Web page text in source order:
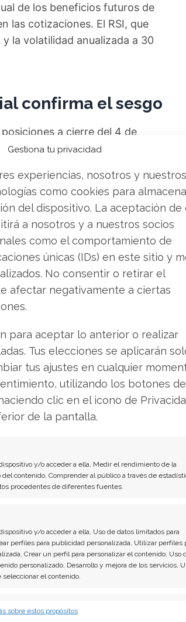
Gestiona tu privacidad
experiencias, nosotros y nuestros
como cookies para
del dispositivo. La aceptación de
a nosotros y a nuestros socios
como el comportamiento de
únicas (IDs) en este sitio y
No consentir o retirar el
afectar negativamente a ciertas
para aceptar lo anterior o realizar
Tus elecciones se aplicarán
tus ajustes en cualquier
utilizando los botones
clic en el icono de
de la pantalla.
y/o acceder a ella, Medir el rendimiento de la
contenido, Comprender al público a través de
procedentes de diferentes fuentes.
y/o acceder a ella, Uso de datos limitados para
perfiles para publicidad personalizada, Utilizar perfiles
Crear un perfil para personalizar el contenido, Uso
personalizado, Desarrollo y mejora de los servicios,
el contenido.
sobre estos propósitos
de los beneficios futuros de
las cotizaciones. El RSI, que
la volatilidad anualizada a 30
confirma el sesgo
a cierre del 4 de
La exposición a EE.UU.
Canadá el 3,39%; Francia el
tras la tecnología vienen las
del índice no evita que el
y la renta fija
Descarga gratuita de tu análisis
presión
aranceles estadounidenses
Unión Europa, Japón, Corea
10%. Para compañías sin
pesa un 8,39% en el
para la industria.
reunión de la
1,26 dólares por título. Dos
reunión de política monetaria,
el cargo el 15 de mayo. La
de por sí cargada.
presión sobre